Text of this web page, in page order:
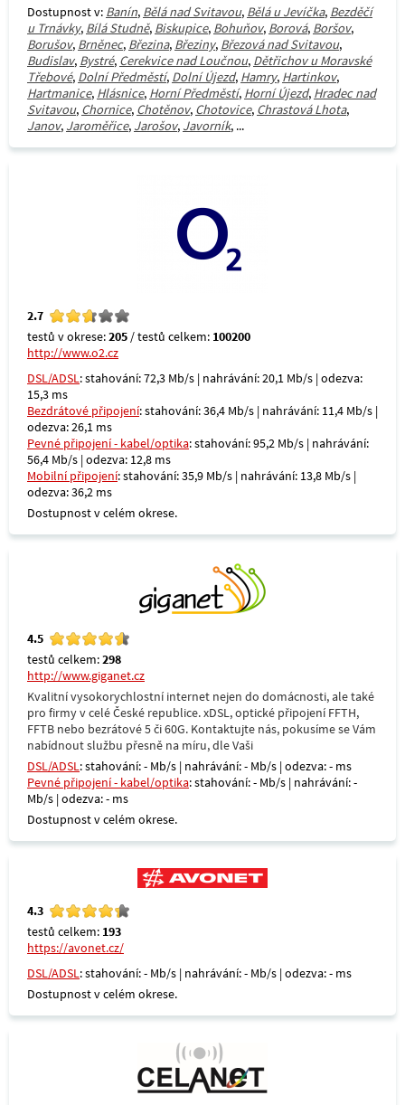
Dostupnost v: Banín, Bělá nad Svitavou, Bělá u Jevíčka, Bezděčí
u Trnávky, Bílá Studně, Biskupice, Bohuňov, Borová, Boršov,
Borušov, Brněnec, Březina, Březiny, Březová nad Svitavou,
Budislav, Bystré, Cerekvice nad Loučnou, Dětřichov u Moravské
Třebové, Dolní Předměstí, Dolní Újezd, Hamry, Hartinkov,
Hartmanice, Hlásnice, Horní Předměstí, Horní Újezd, Hradec nad
Svitavou, Chornice, Chotěnov, Chotovice, Chrastová Lhota,
Janov, Jaroměřice, Jarošov, Javorník, ...
2.7
testů v okrese:205 / testů celkem: 100200
http://www.o2.cz
DSL/ADSL: stahování: 72,3 Mb/s | nahrávání: 20,1 Mb/s | odezva:
15,3 ms
Bezdrátové připojení: stahování: 36,4 Mb/s | nahrávání: 11,4 Mb/s |
odezva: 26,1 ms
Pevné připojení - kabel/optika: stahování: 95,2 Mb/s | nahrávání:
56,4 Mb/s | odezva: 12,8 ms
Mobilní připojení: stahování: 35,9 Mb/s | nahrávání: 13,8 Mb/s |
odezva: 36,2 ms
Dostupnost v celém okrese.
4.5
testů celkem:298
http://www.giganet.cz
Kvalitní vysokorychlostní internet nejen do domácnosti, ale také
pro firmy v celé České republice. xDSL, optické připojení FFTH,
FFTB nebo bezrátové 5 či 60G. Kontaktujte nás, pokusíme se Vám
nabídnout službu přesně na míru, dle Vaši
DSL/ADSL: stahování: - Mb/s | nahrávání: - Mb/s | odezva: - ms
Pevné připojení - kabel/optika: stahování: - Mb/s | nahrávání: -
Mb/s | odezva: - ms
Dostupnost v celém okrese.
4.3
testů celkem: 193
https://avonet.cz/
DSL/ADSL: stahování: - Mb/s | nahrávání: - Mb/s | odezva: - ms
Dostupnost v celém okrese.